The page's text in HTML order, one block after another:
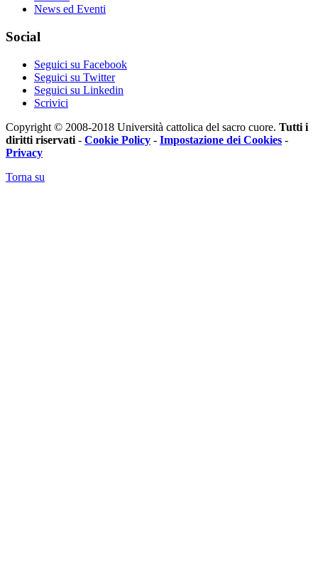
News ed Eventi
Social
Seguici su Facebook
Seguici su Twitter
Seguici su Linkedin
Scrivici
Copyright © 2008-2018 Università cattolica del sacro cuore. Tutti i
diritti riservati - Cookie Policy - Impostazione dei Cookies -
Privacy
Torna su